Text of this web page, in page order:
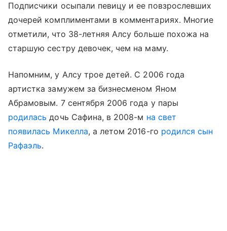
Подписчики осыпали певицу и ее повзрослевших
дочерей комплиментами в комментариях. Многие
отметили, что 38-летняя Алсу больше похожа на
старшую сестру девочек, чем на маму.
Напомним, у Алсу трое детей. С 2006 года
артистка замужем за бизнесменом Яном
Абрамовым. 7 сентября 2006 года у пары
родилась дочь Сафина, в 2008-м на свет
появилась Микелла, а летом 2016-го родился сын
Рафаэль.